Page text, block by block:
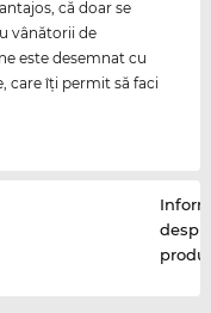
că doar se
vânătorii de
este desemnat cu
care îţi permit să faci